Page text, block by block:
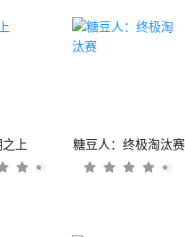
上 糖豆人：终极淘汰赛